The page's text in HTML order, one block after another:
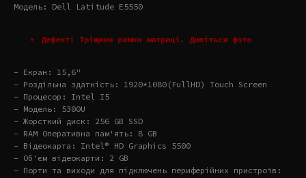
Модель: Dell Latitude E5550
Дефект: Тріщини рамки матриці. Дивіться фото
- Екран: 15,6"
- Роздільна здатність: 1920*1080(FullHD) Touch Screen
- Процесор: Intel I5
- Модель: 5300U
- Жорсткий диск: 256 GB SSD
- RAM Оперативна пам'ять: 8 GB
- Відеокарта: Intel® HD Graphics 5500
- Об'єм відеокарти: 2 GB
- Порти та виходи для підключень периферійних пристроїв: